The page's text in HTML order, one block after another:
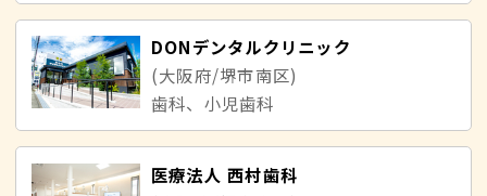
DONデンタルクリニック
(大阪府/堺市南区)
歯科、小児歯科
医療法人 西村歯科